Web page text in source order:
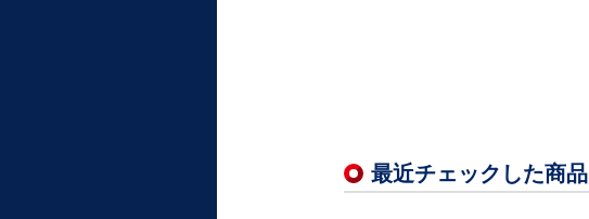
最近チェックした商品